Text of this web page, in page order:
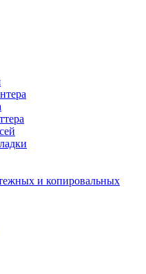
и копировальных